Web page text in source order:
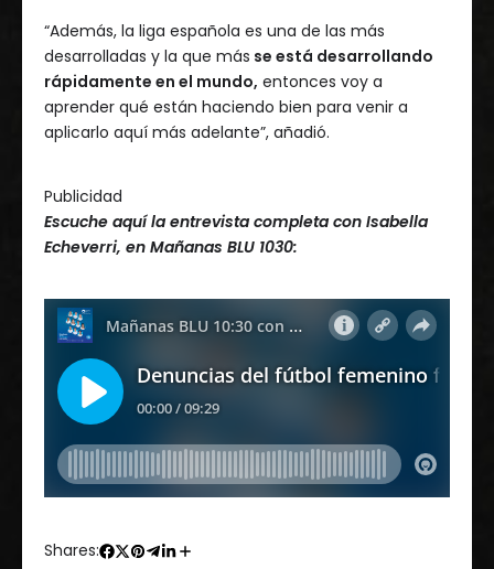
“Además, la liga española es una de las más
desarrolladas y la que más se está desarrollando
rápidamente en el mundo, entonces voy a
aprender qué están haciendo bien para venir a
aplicarlo aquí más adelante”, añadió.
Publicidad
Escuche aquí la entrevista completa con Isabella
Echeverri, en Mañanas BLU 1030:
Shares: